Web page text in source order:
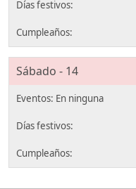
Sábado - 14